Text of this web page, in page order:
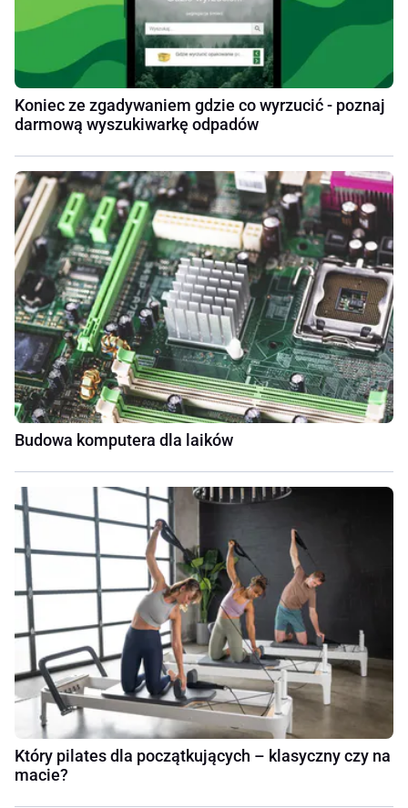
Koniec ze zgadywaniem gdzie co wyrzucić - poznaj
darmową wyszukiwarkę odpadów
Budowa komputera dla laików
Który pilates dla początkujących – klasyczny czy na
macie?